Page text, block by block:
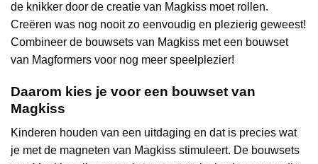
de knikker door de creatie van Magkiss moet rollen.
Creëren was nog nooit zo eenvoudig en plezierig geweest!
Combineer de bouwsets van Magkiss met een bouwset
van Magformers voor nog meer speelplezier!
Daarom kies je voor een bouwset van
Magkiss
Kinderen houden van een uitdaging en dat is precies wat
je met de magneten van Magkiss stimuleert. De bouwsets